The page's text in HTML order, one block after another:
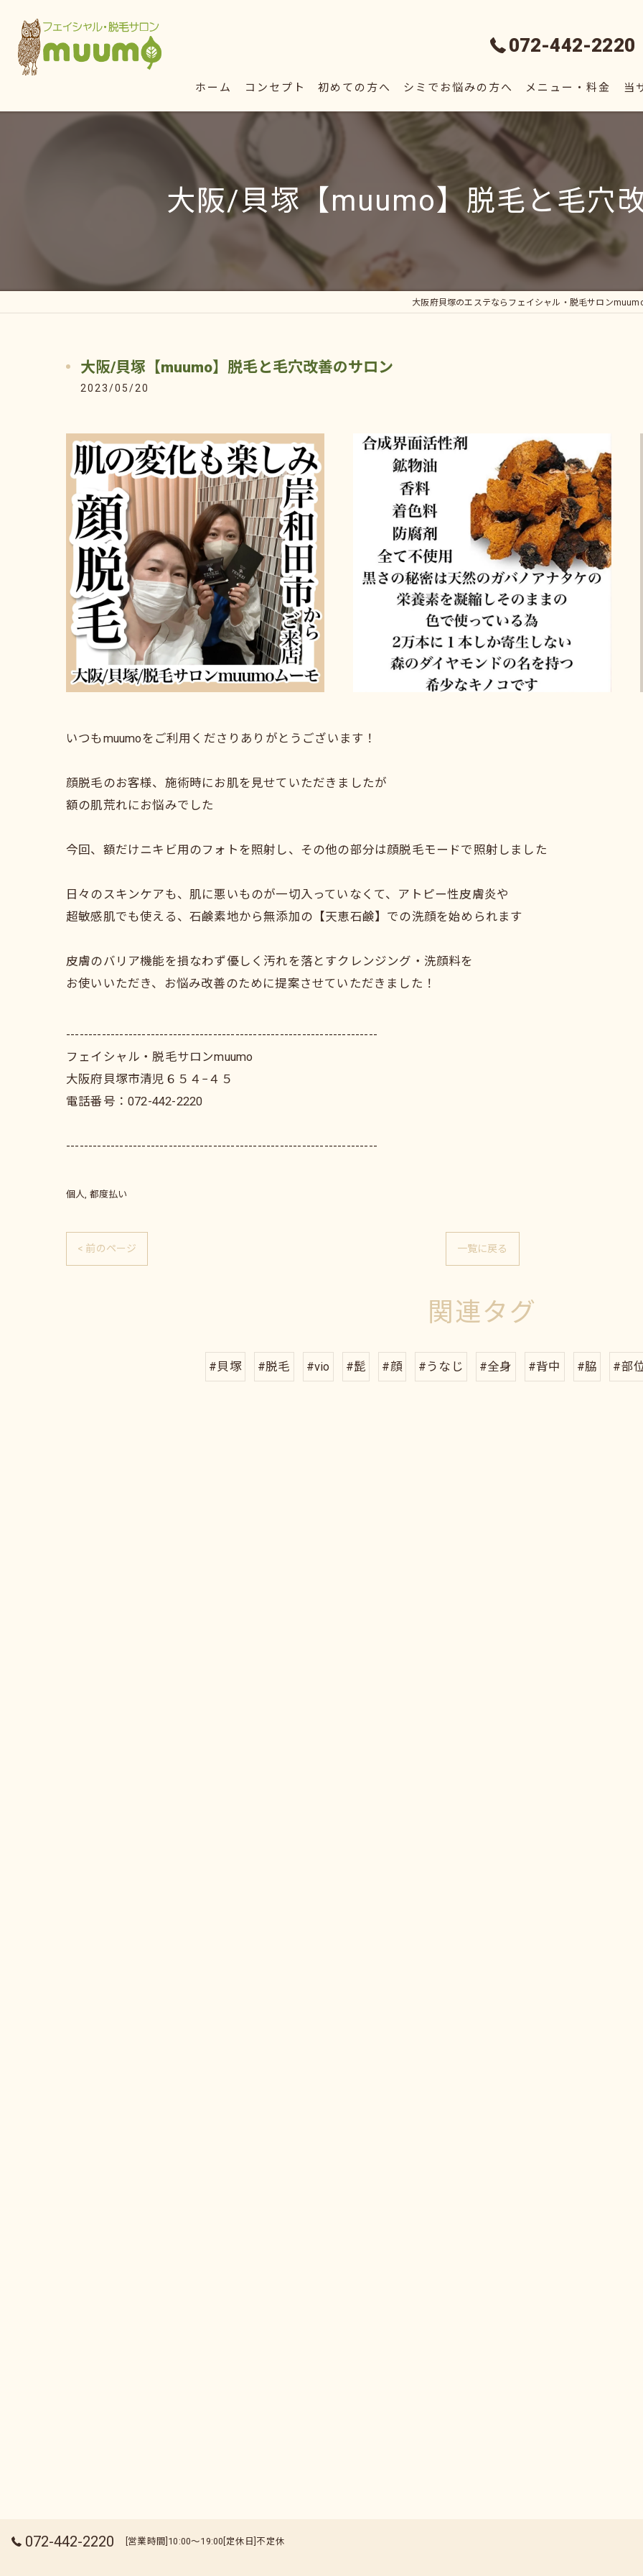
072-442-2220
ホーム コンセプト 初めての方へ シミでお悩みの方へ メニュー・料金 当
大阪/貝塚【muumo】脱毛と毛穴
大阪府貝塚のエステならフェイシャル・脱毛サロン
大阪/貝塚【muumo】脱毛と毛穴改善のサロン
2023/05/20
いつもmuumoをご利用くださりありがとうございます！
顔脱毛のお客様、施術時にお肌を見せていただきましたが
額の肌荒れにお悩みでした
今回、額だけニキビ用のフォトを照射し、その他の部分は顔脱毛モードで照射しました
日々のスキンケアも、肌に悪いものが一切入っていなくて、アトピー性皮膚炎や
超敏感肌でも使える、石鹸素地から無添加の【天恵石鹸】での洗顔を始められます
皮膚のバリア機能を損なわず優しく汚れを落とすクレンジング・洗顔料を
お使いいただき、お悩み改善のために提案させていただきました！
----------------------------------------------------------------------
フェイシャル・脱毛サロンmuumo
大阪府貝塚市清児６５４−４５
電話番号：072-442-2220
----------------------------------------------------------------------
個人 都度払い
< 前のページ 一覧に戻る
関連タグ
#貝塚 #脱毛 #vio #髭 #顔 #うなじ #全身 #背中 #脇 #部
072-442-2220
[営業時間]10:00～19:00[定休日]不定休